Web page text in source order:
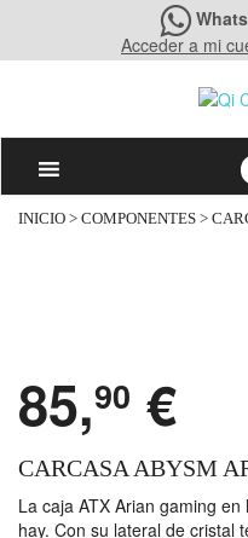
Acceder a mi
INICIO > COMPONENTES >
85,90 €
CARCASA ABYSM
La caja ATX Arian gaming
hay. Con su lateral de cristal